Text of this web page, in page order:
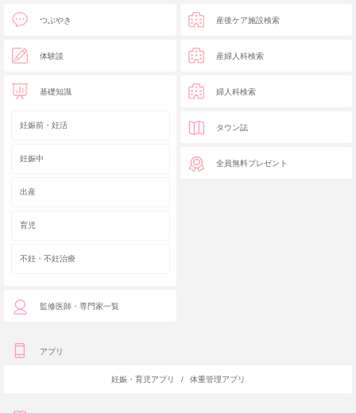
つぶやき
体験談
基礎知識
妊娠前・妊活
妊娠中
出産
育児
不妊・不妊治療
監修医師・専門家一覧
産後ケア施設検索
産婦人科検索
婦人科検索
タウン誌
全員無料プレゼント
アプリ
妊娠・育児アプリ / 体重管理アプリ